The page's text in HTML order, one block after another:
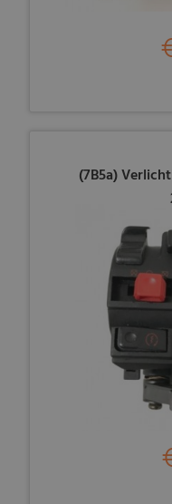
(7B5a)